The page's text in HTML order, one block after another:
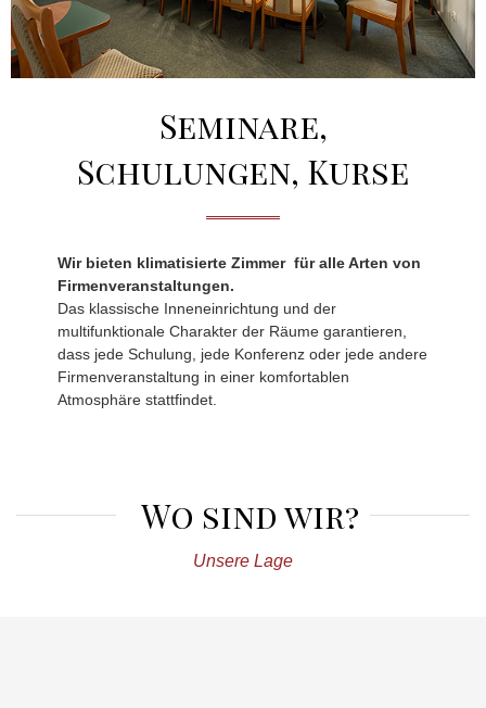
Seminare,
Schulungen, Kurse
Wir bieten klimatisierte Zimmer für alle Arten von
Firmenveranstaltungen.
Das klassische Inneneinrichtung und der
multifunktionale Charakter der Räume garantieren,
dass jede Schulung, jede Konferenz oder jede andere
Firmenveranstaltung in einer komfortablen
Atmosphäre stattfindet.
Wo sind wir?
Unsere Lage